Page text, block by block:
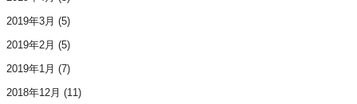
2019年3月 (5)
2019年2月 (5)
2019年1月 (7)
2018年12月 (11)